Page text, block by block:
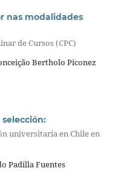
nas modalidades
de Cursos (CPC)
Bertholo Piconez
universitaria en Chile en
Padilla Fuentes